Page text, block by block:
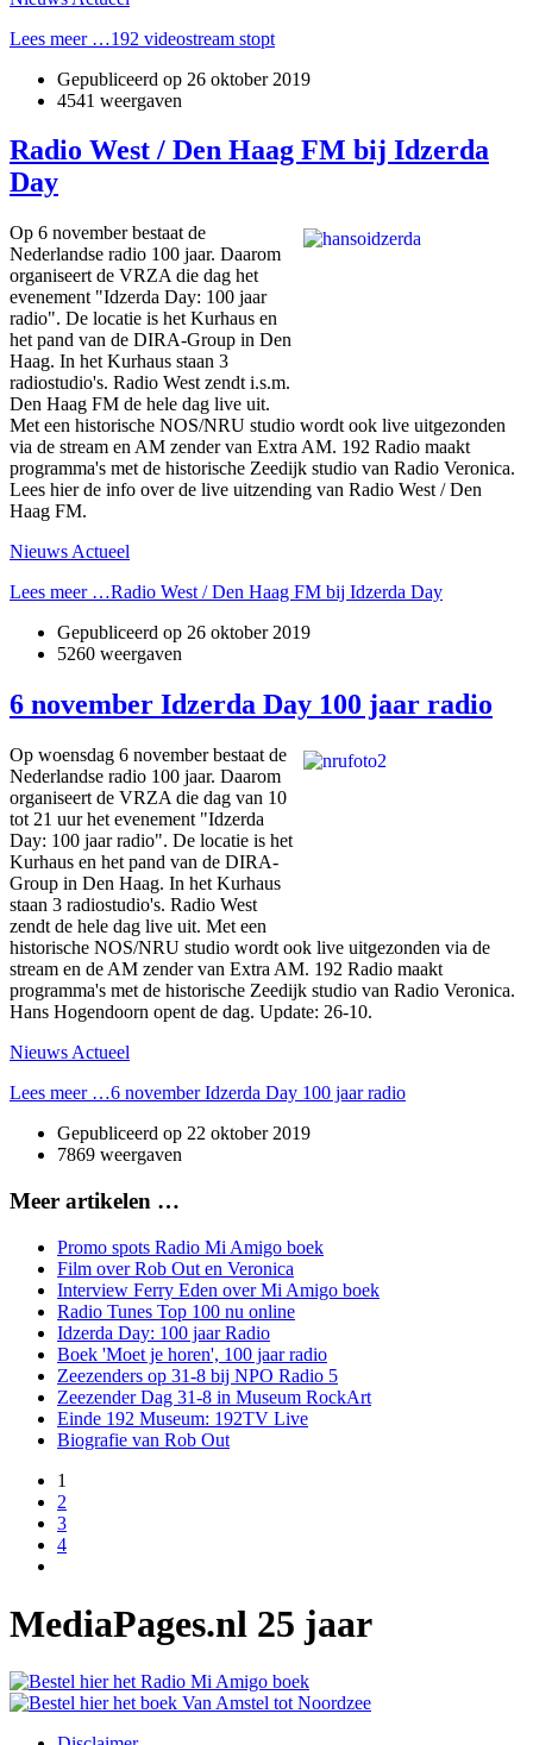
Lees meer …192 videostream stopt
Gepubliceerd op 26 oktober 2019
4541 weergaven
Radio West / Den Haag FM bij Idzerda
Day
Op 6 november bestaat de
Nederlandse radio 100 jaar. Daarom
organiseert de VRZA die dag het
evenement "Idzerda Day: 100 jaar
radio". De locatie is het Kurhaus en
het pand van de DIRA-Group in Den
Haag. In het Kurhaus staan 3
radiostudio's. Radio West zendt i.s.m.
Den Haag FM de hele dag live uit.
Met een historische NOS/NRU studio wordt ook live uitgezonden
via de stream en AM zender van Extra AM. 192 Radio maakt
programma's met de historische Zeedijk studio van Radio Veronica.
Lees hier de info over de live uitzending van Radio West / Den
Haag FM.
Nieuws Actueel
Lees meer …Radio West / Den Haag FM bij Idzerda Day
Gepubliceerd op 26 oktober 2019
5260 weergaven
6 november Idzerda Day 100 jaar radio
Op woensdag 6 november bestaat de
Nederlandse radio 100 jaar. Daarom
organiseert de VRZA die dag van 10
tot 21 uur het evenement "Idzerda
Day: 100 jaar radio". De locatie is het
Kurhaus en het pand van de DIRA-
Group in Den Haag. In het Kurhaus
staan 3 radiostudio's. Radio West
zendt de hele dag live uit. Met een
historische NOS/NRU studio wordt ook live uitgezonden via de
stream en de AM zender van Extra AM. 192 Radio maakt
programma's met de historische Zeedijk studio van Radio Veronica.
Hans Hogendoorn opent de dag. Update: 26-10.
Nieuws Actueel
Lees meer …6 november Idzerda Day 100 jaar radio
Gepubliceerd op 22 oktober 2019
7869 weergaven
Meer artikelen …
Promo spots Radio Mi Amigo boek
Film over Rob Out en Veronica
Interview Ferry Eden over Mi Amigo boek
Radio Tunes Top 100 nu online
Idzerda Day: 100 jaar Radio
Boek 'Moet je horen', 100 jaar radio
Zeezenders op 31-8 bij NPO Radio 5
Zeezender Dag 31-8 in Museum RockArt
Einde 192 Museum: 192TV Live
Biografie van Rob Out
1
2
3
4
MediaPages.nl 25 jaar